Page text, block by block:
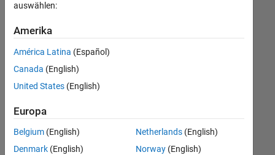
Marketing Communications
Marketing Services
Derzeit
es
keine
offenen
Stellen,
Ihren
Suchkriterien
entsprechen.
auswählen:
Amerika
América Latina (Español)
Canada (English)
United States (English)
Europa
Belgium (English)
Denmark (English)
Netherlands(English)
Norway(English)